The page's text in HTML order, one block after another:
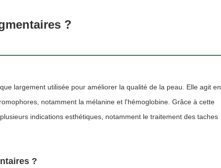
?
largement utilisée pour améliorer la qualité de la peau. Elle agit en
notamment la mélanine et l'hémoglobine. Grâce à cette
indications esthétiques, notamment le traitement des taches
?